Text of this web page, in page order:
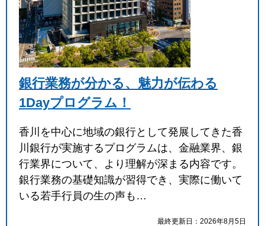
銀行業務が分かる、魅力が伝わる
1Dayプログラム！
香川を中心に地域の銀行として発展してきた香
川銀行が実施するプログラムは、金融業界、銀
行業界について、より理解が深まる内容です。
銀行業務の基礎知識が習得でき、実際に働いて
いる若手行員の生の声も…
最終更新日：2026年8月5日